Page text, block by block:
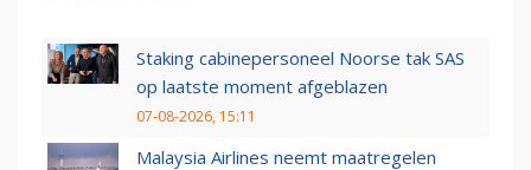
Staking cabinepersoneel Noorse tak SAS
op laatste moment afgeblazen
07-08-2026, 15:11
Malaysia Airlines neemt maatregelen